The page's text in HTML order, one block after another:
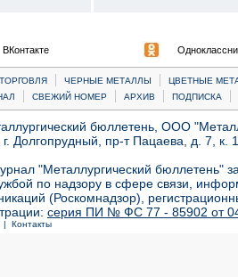
ВКонтакте
| ЧЕРНЫЕ МЕТАЛЛЫ |
ЦВЕТНЫЕ
| СВЕЖИЙ НОМЕР | АРХИВ | ПОДПИСКА |
бюллетень, ООО
г. Долгопрудный, пр-т Пацаева, д. 7,
"Металлургический бюллетень"
по надзору в сфере связи,
(Роскомнадзор),
серия ПИ № ФС 77 - 85902 от 04
| Контакты